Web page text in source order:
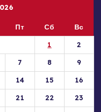
Сб
Вс
1
2
7 8
9
14 15
16